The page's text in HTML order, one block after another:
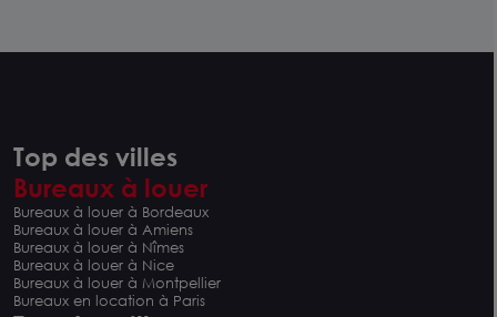
Top des villes
Bureaux à louer
Bureaux à louer à Bordeaux
Bureaux à louer à Amiens
Bureaux à louer à Nîmes
Bureaux à louer à Nice
Bureaux à louer à Montpellier
Bureaux en location à Paris